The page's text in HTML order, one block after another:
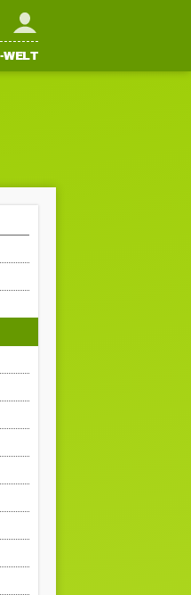
Mein FFH
WELT